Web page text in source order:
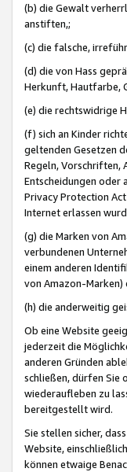
(b) die Gewalt
anstiften,;
(c) die falsche,
(d) die von Hass
Herkunft, Hautfarbe,
(e) die rechtswidrige
(f) sich an Kinder
geltenden Gesetzen
Regeln, Vorschriften,
Entscheidungen oder
Privacy Protection
Internet erlassen
(g) die Marken von
verbundenen
einem anderen
von Amazon-
(h) die anderweitig
Ob eine Website
jederzeit die
anderen Gründen
schließen, dürfen Sie
wiederaufleben zu
bereitgestellt wird.
Sie stellen sicher,
Website,
können etwaige